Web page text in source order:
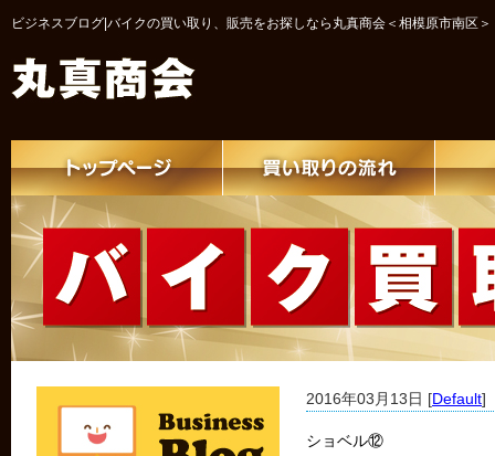
ビジネスブログ|バイクの買い取り、販売をお探しなら丸真商会＜相模原市南区＞
2016年03月13日 [Default]
ショベル⑫